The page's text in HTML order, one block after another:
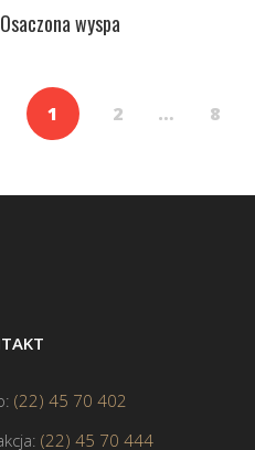
Osaczona wyspa
1 2 … 8
(22) 45 70 402
(22) 45 70 444